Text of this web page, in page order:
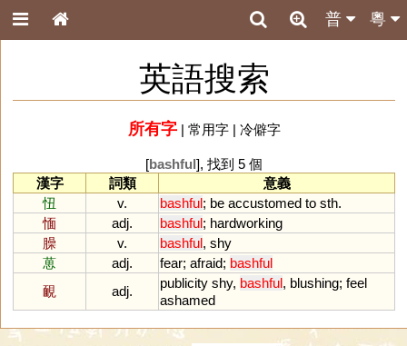
粵
普
英語搜索
所有字| 常用字| 冷僻字
[bashful], 找到 5 個
漢字
詞類
意義
忸
v. bashful; be accustomed to sth.
愐
adj. bashful; hardworking
臊
v. bashful, shy
葸
adj. fear; afraid; bashful
靦
adj.
publicity shy, bashful, blushing; feel
ashamed